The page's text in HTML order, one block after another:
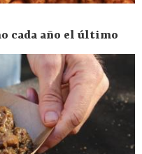
cada año el último